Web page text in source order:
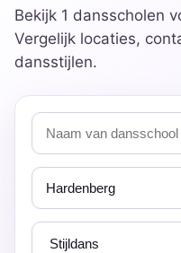
Bekijk 1 dansscholen
Vergelijk locaties,
dansstijlen.